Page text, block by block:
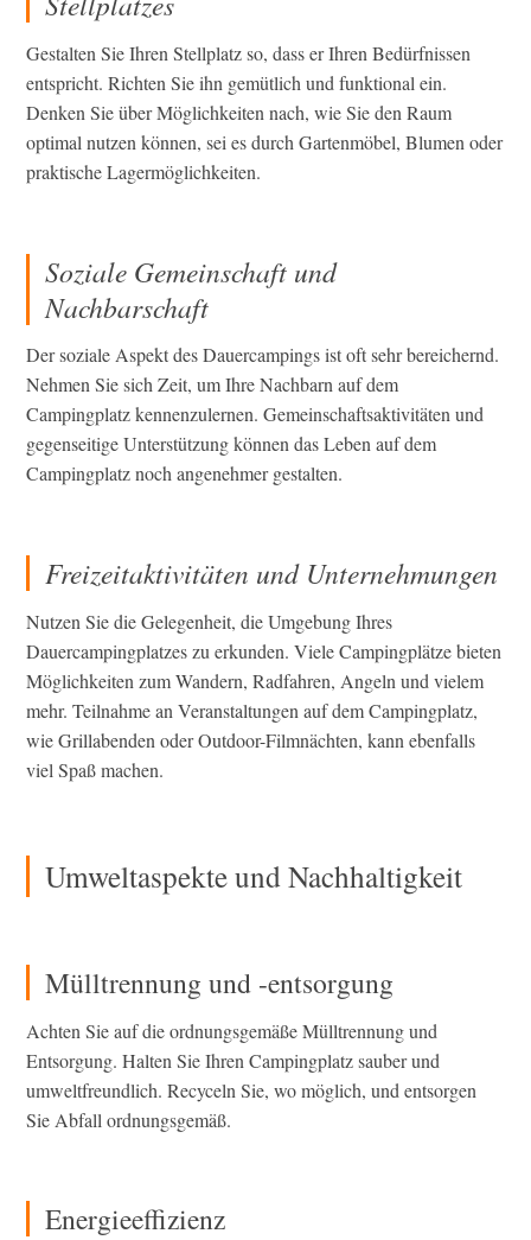
Gestalten Sie Ihren Stellplatz so, dass er Ihren Bedürfnissen
entspricht. Richten Sie ihn gemütlich und funktional ein.
Denken Sie über Möglichkeiten nach, wie Sie den Raum
optimal nutzen können, sei es durch Gartenmöbel, Blumen oder
praktische Lagermöglichkeiten.
Soziale Gemeinschaft und
Nachbarschaft
Der soziale Aspekt des Dauercampings ist oft sehr bereichernd.
Nehmen Sie sich Zeit, um Ihre Nachbarn auf dem
Campingplatz kennenzulernen. Gemeinschaftsaktivitäten und
gegenseitige Unterstützung können das Leben auf dem
Campingplatz noch angenehmer gestalten.
Freizeitaktivitäten und Unternehmungen
Nutzen Sie die Gelegenheit, die Umgebung Ihres
Dauercampingplatzes zu erkunden. Viele Campingplätze bieten
Möglichkeiten zum Wandern, Radfahren, Angeln und vielem
mehr. Teilnahme an Veranstaltungen auf dem Campingplatz,
wie Grillabenden oder Outdoor-Filmnächten, kann ebenfalls
viel Spaß machen.
Umweltaspekte und Nachhaltigkeit
Mülltrennung und -entsorgung
Achten Sie auf die ordnungsgemäße Mülltrennung und
Entsorgung. Halten Sie Ihren Campingplatz sauber und
umweltfreundlich. Recyceln Sie, wo möglich, und entsorgen
Sie Abfall ordnungsgemäß.
Energieeffizienz